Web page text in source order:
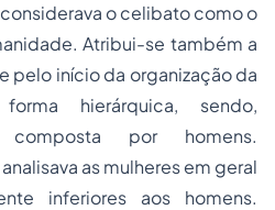
considerava o celibato como o
Atribui-se também a
pelo início da organização da
hierárquica, sendo,
composta por homens.
as mulheres em geral
inferiores aos homens.